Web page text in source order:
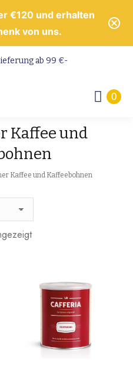
€120 und erhalten
von uns.
ab 99 €-
0
Kaffee und
Kaffee und Kaffeebohnen
Nach